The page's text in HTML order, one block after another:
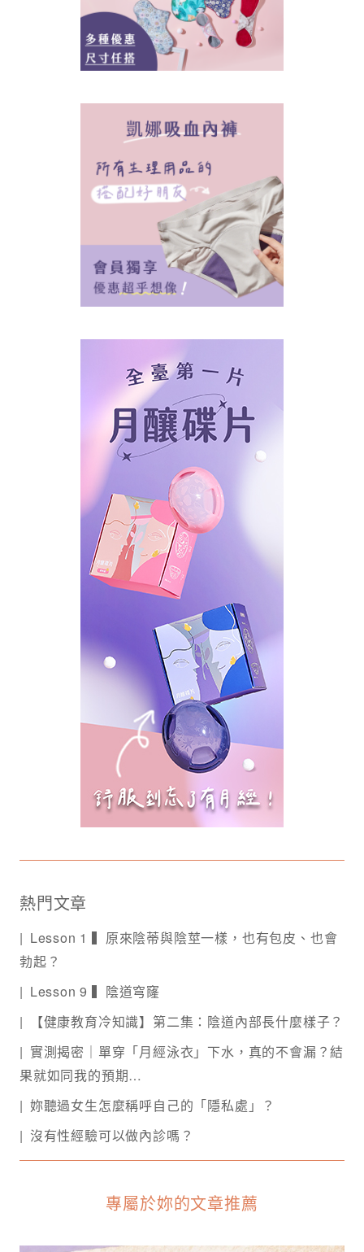
熱門文章
Lesson 1 ▍原來陰蒂與陰莖一樣，也有包皮、也會
勃起？
Lesson 9 ▍陰道穹窿
【健康教育冷知識】第二集：陰道內部長什麼樣子？
實測揭密｜單穿「月經泳衣」下水，真的不會漏？結
果就如同我的預期…
妳聽過女生怎麼稱呼自己的「隱私處」？
沒有性經驗可以做內診嗎？
專屬於妳的文章推薦